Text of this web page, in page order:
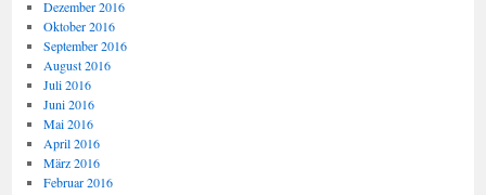
Dezember 2016
Oktober 2016
September 2016
August 2016
Juli 2016
Juni 2016
Mai 2016
April 2016
März 2016
Februar 2016